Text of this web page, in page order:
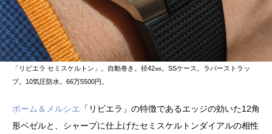
「リビエラ セミスケルトン」。自動巻き。径42㎜。SSケース。ラバーストラッ
プ。10気圧防水。66万5500円。
ボーム＆メルシエ 「リビエラ」の特徴であるエッジの効いた12角
形ベゼルと、シャープに仕上げたセミスケルトンダイアルの相性